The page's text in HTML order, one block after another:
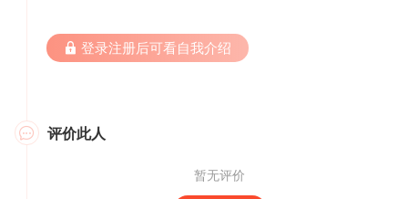
 登录注册后可看自我介绍
 评价此人
暂无评价